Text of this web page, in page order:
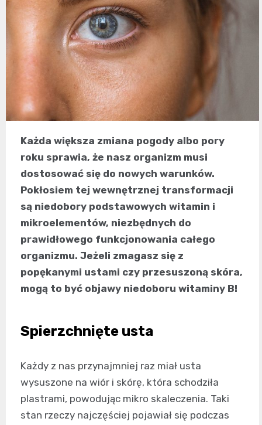
Każda większa zmiana pogody albo pory
roku sprawia, że nasz organizm musi
dostosować się do nowych warunków.
Pokłosiem tej wewnętrznej transformacji
są niedobory podstawowych witamin i
mikroelementów, niezbędnych do
prawidłowego funkcjonowania całego
organizmu. Jeżeli zmagasz się z
popękanymi ustami czy przesuszoną skóra,
mogą to być objawy niedoboru witaminy B!
Spierzchnięte usta
Każdy z nas przynajmniej raz miał usta
wysuszone na wiór i skórę, która schodziła
plastrami, powodując mikro skaleczenia. Taki
stan rzeczy najczęściej pojawiał się podczas